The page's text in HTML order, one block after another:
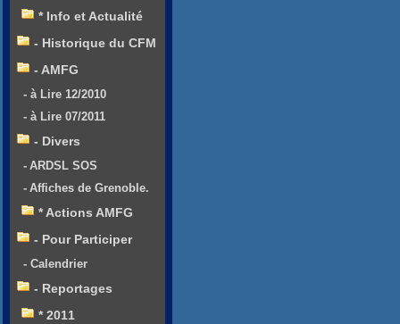
* Info et Actualité
- Historique du CFM
- AMFG
- à Lire 12/2010
- à Lire 07/2011
- Divers
- ARDSL SOS
- Affiches de Grenoble.
* Actions AMFG
- Pour Participer
- Calendrier
- Reportages
* 2011